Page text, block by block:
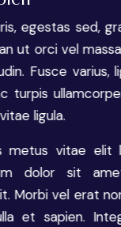
egestas sed,
ut orci vel
Fusce varius,
turpis
ligula.
metus vitae elit
dolor sit
Morbi vel erat
et sapien.